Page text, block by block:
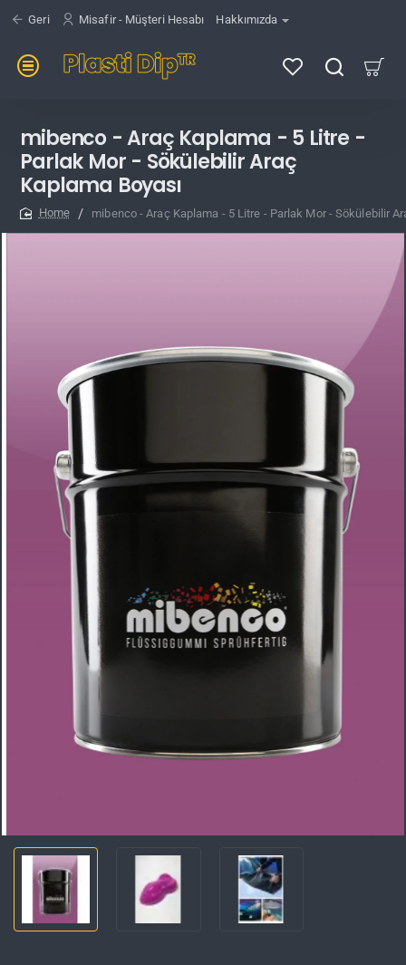
Geri Misafir - Müşteri Hesabı Hakkımızda
mibenco - Araç Kaplama - 5 Litre -
Parlak Mor - Sökülebilir Araç
Kaplama Boyası
mibenco - Araç Kaplama - 5 Litre - Parlak Mor - Sökülebilir